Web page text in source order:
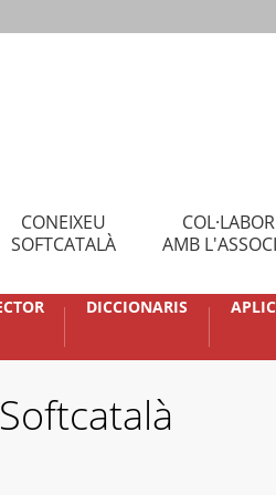
CONEIXEU
SOFTCATALÀ
AMB
DICCIONARIS